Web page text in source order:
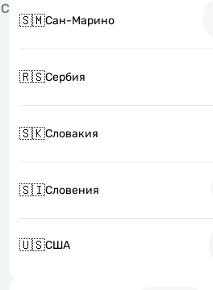
С
🇸🇲Сан-Марино
🇷🇸Сербия
🇸🇰Словакия
🇸🇮Словения
🇺🇸США